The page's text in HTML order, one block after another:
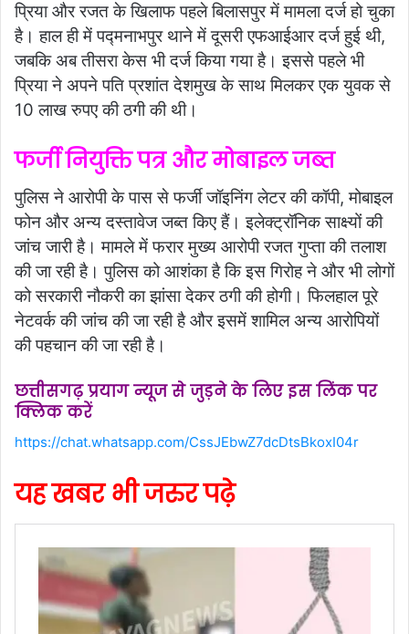
प्रिया और रजत के खिलाफ पहले बिलासपुर में मामला दर्ज हो चुका
है। हाल ही में पद्मनाभपुर थाने में दूसरी एफआईआर दर्ज हुई थी,
जबकि अब तीसरा केस भी दर्ज किया गया है। इससे पहले भी
प्रिया ने अपने पति प्रशांत देशमुख के साथ मिलकर एक युवक से
10 लाख रुपए की ठगी की थी।
फर्जी नियुक्ति पत्र और मोबाइल जब्त
पुलिस ने आरोपी के पास से फर्जी जॉइनिंग लेटर की कॉपी, मोबाइल
फोन और अन्य दस्तावेज जब्त किए हैं। इलेक्ट्रॉनिक साक्ष्यों की
जांच जारी है। मामले में फरार मुख्य आरोपी रजत गुप्ता की तलाश
की जा रही है। पुलिस को आशंका है कि इस गिरोह ने और भी लोगों
को सरकारी नौकरी का झांसा देकर ठगी की होगी। फिलहाल पूरे
नेटवर्क की जांच की जा रही है और इसमें शामिल अन्य आरोपियों
की पहचान की जा रही है।
छत्तीसगढ़ प्रयाग न्यूज से जुड़ने के लिए इस लिंक पर
क्लिक करें
https://chat.whatsapp.com/CssJEbwZ7dcDtsBkoxI04r
यह खबर भी जरुर पढ़े